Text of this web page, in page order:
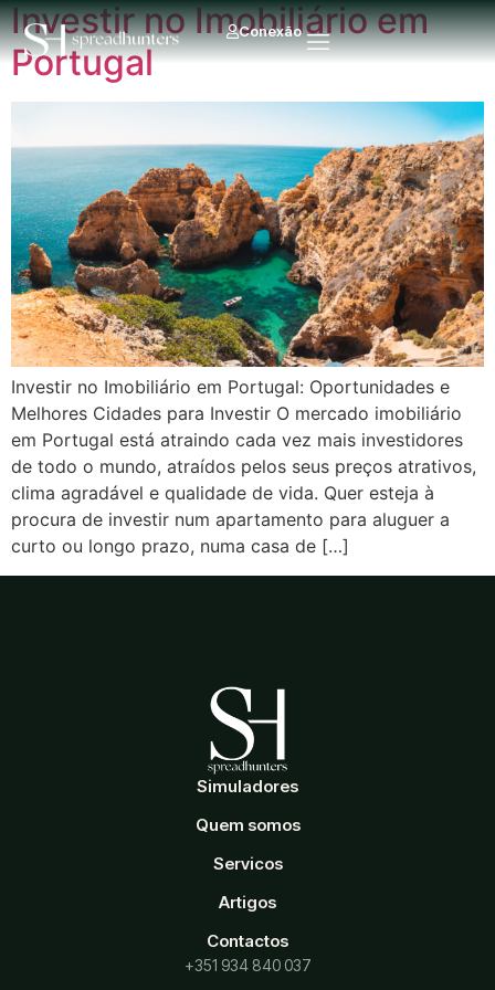
Conexão
Investir no Imobiliário em
Portugal
Investir no Imobiliário em Portugal: Oportunidades e
Melhores Cidades para Investir O mercado imobiliário
em Portugal está atraindo cada vez mais investidores
de todo o mundo, atraídos pelos seus preços atrativos,
clima agradável e qualidade de vida. Quer esteja à
procura de investir num apartamento para aluguer a
curto ou longo prazo, numa casa de […]
Simuladores
Quem somos
Servicos
Artigos
Contactos
+351 934 840 037